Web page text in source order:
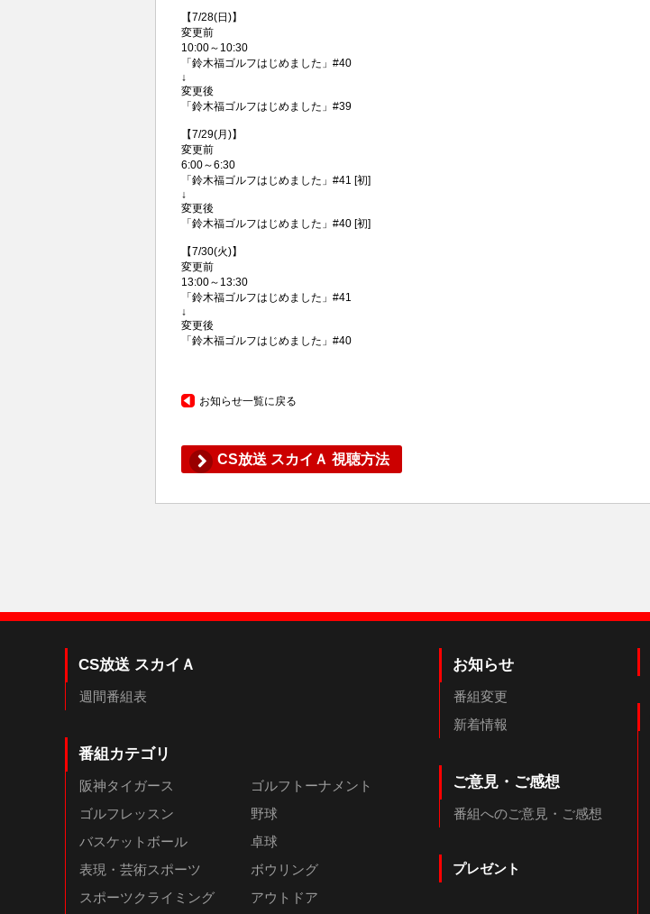
【7/28(日)】
変更前
10:00～10:30
「鈴木福ゴルフはじめました」#40
↓
変更後
「鈴木福ゴルフはじめました」#39
【7/29(月)】
変更前
6:00～6:30
「鈴木福ゴルフはじめました」#41 [初]
↓
変更後
「鈴木福ゴルフはじめました」#40 [初]
【7/30(火)】
変更前
13:00～13:30
「鈴木福ゴルフはじめました」#41
↓
変更後
「鈴木福ゴルフはじめました」#40
お知らせ一覧に戻る
CS放送 スカイＡ 視聴方法
CS放送 スカイＡ
週間番組表
番組カテゴリ
阪神タイガース
ゴルフトーナメント
ゴルフレッスン
野球
バスケットボール
卓球
表現・芸術スポーツ
ボウリング
スポーツクライミング
アウトドア
お知らせ
番組変更
新着情報
ご意見・ご感想
番組へのご意見・ご感想
プレゼント